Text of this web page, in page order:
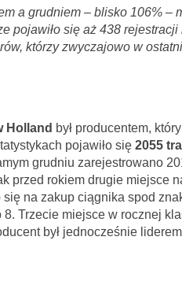
a grudniem – blisko 106% –
pojawiło się aż 438
którzy zwyczajowo w
Holland był producentem,
pojawiło się 2055
grudniu zarejestrowano
przed rokiem drugie miejsce
się na zakup ciągnika spod
Trzecie miejsce w rocznej
był jednocześnie